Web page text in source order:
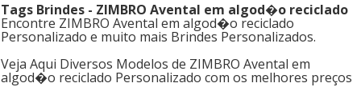
Tags Brindes - ZIMBRO Avental em algod�o reciclado
Encontre ZIMBRO Avental em algod�o reciclado
Personalizado e muito mais Brindes Personalizados.
Veja Aqui Diversos Modelos de ZIMBRO Avental em
algod�o reciclado Personalizado com os melhores preços